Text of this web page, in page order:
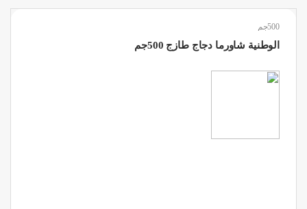
500جم
الوطنية شاورما دجاج طازج 500جم